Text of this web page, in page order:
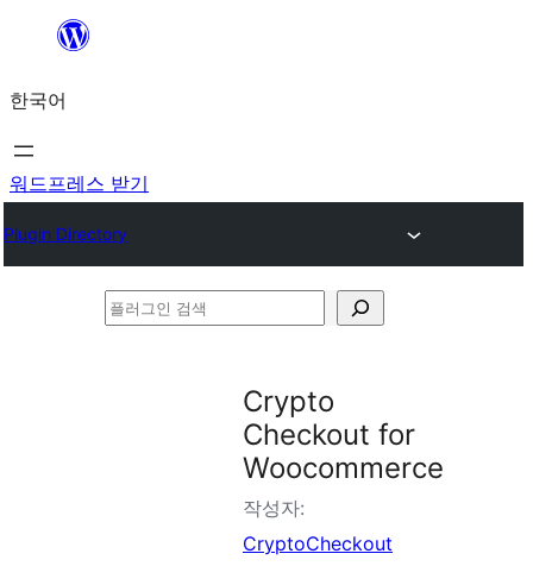
츠
로
바
가
한국어
워드프레스 받기
Plugin Directory
플
Crypto
Checkout for
Woocommerce
작성자:
CryptoCheckout